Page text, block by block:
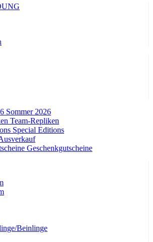
Sommer 2026
Team-Repliken
Special Editions
Geschenkgutscheine
Beinlinge